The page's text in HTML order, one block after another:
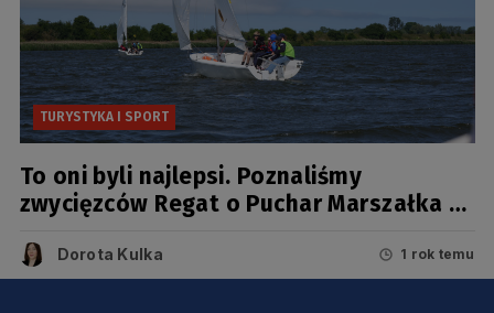
TURYSTYKA I SPORT
To oni byli najlepsi. Poznaliśmy
zwycięzców Regat o Puchar Marszałka w
Dorota Kulka 1 rok temu